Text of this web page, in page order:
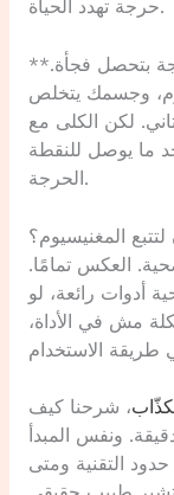
حرجة تهدد الحياة.
**هذا مهم جدًا.** فرط المغنيسيوم مش حاجة بتحصل فجأة.
وجسمك يتخلص
لكن الكلى مع
ما يوصل للنقطة
الحرجة.
المغنيسيوم؟
العكس تمامًا.
أدوات رائعة، لو
مش في الأداة،
، شرحنا كيف
ونفس المبدأ
التقنية ومتى